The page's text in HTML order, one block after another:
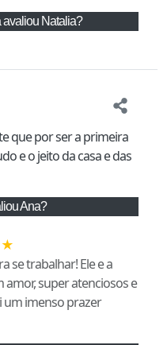
avaliou Natalia?
que por ser a primeira
e o jeito da casa e das
Ana?
★
se trabalhar! Ele e a
amor, super atenciosos e
um imenso prazer